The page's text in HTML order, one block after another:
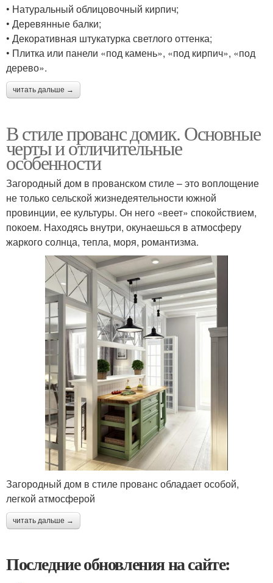
• Натуральный облицовочный кирпич;
• Деревянные балки;
• Декоративная штукатурка светлого оттенка;
• Плитка или панели «под камень», «под кирпич», «под
дерево».
читать дальше →
В стиле прованс домик. Основные
черты и отличительные
особенности
Загородный дом в прованском стиле – это воплощение
не только сельской жизнедеятельности южной
провинции, ее культуры. Он него «веет» спокойствием,
покоем. Находясь внутри, окунаешься в атмосферу
жаркого солнца, тепла, моря, романтизма.
Загородный дом в стиле прованс обладает особой,
легкой атмосферой
читать дальше →
Последние обновления на сайте: